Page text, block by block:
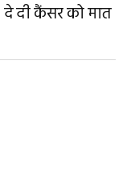
दी कैंसर को मात